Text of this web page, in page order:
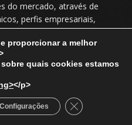
do mercado, através de
perfis empresariais,
entrevistas exclusivas etc.
os direitos reservados.
Noctua Web
proporcionar a melhor
quais cookies estamos
</p>
Configurações Close GDPR